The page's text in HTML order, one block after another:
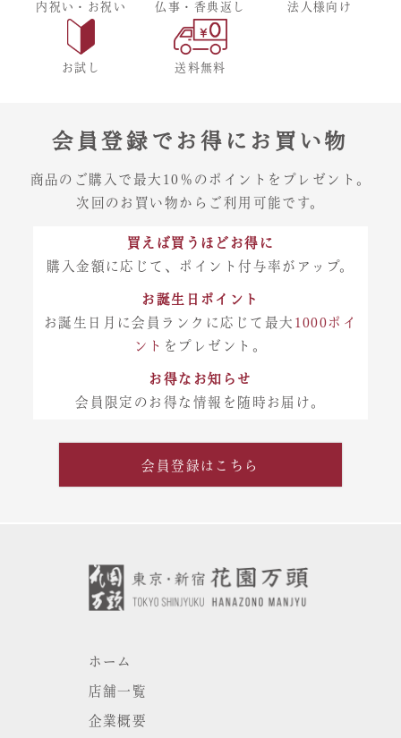
内祝い・お祝い 仏事・香典返し 法人様向け
お試し 送料無料
会員登録でお得にお買い物
商品のご購入で最大10％のポイントをプレゼント。
次回のお買い物からご利用可能です。
買えば買うほどお得に
購入金額に応じて、ポイント付与率がアップ。
お誕生日ポイント
お誕生日月に会員ランクに応じて最大 1000ポイ
ント をプレゼント。
お得なお知らせ
会員限定のお得な情報を随時お届け。
会員登録はこちら
ホーム
店舗一覧
企業概要